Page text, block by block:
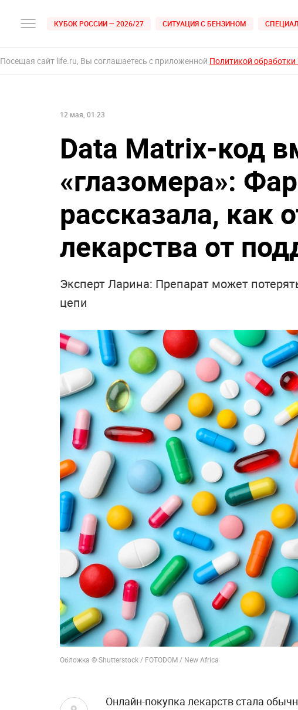
КУБОК РОССИИ — 2026/27 СИТУАЦИЯ С БЕНЗИНОМ
Посещая сайт life.ru, Вы соглашаетесь с приложенной Политикой
12 мая, 01:23
Data Matrix-код
«глазомера»:
рассказала, как
лекарства от
Эксперт Ларина: Препарат может
цепи
Обложка © Shutterstock / FOTODOM / New Africa
Онлайн-покупка лекарств стала